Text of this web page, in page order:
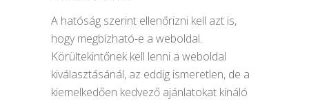
A hatóság szerint ellenőrizni kell azt is,
hogy megbízható-e a weboldal.
Körültekintőnek kell lenni a weboldal
kiválasztásánál, az eddig ismeretlen, de a
kiemelkedően kedvező ajánlatokat kínáló